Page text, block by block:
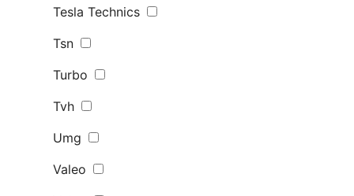
Tesla Technics
Tsn
Turbo
Tvh
Umg
Valeo